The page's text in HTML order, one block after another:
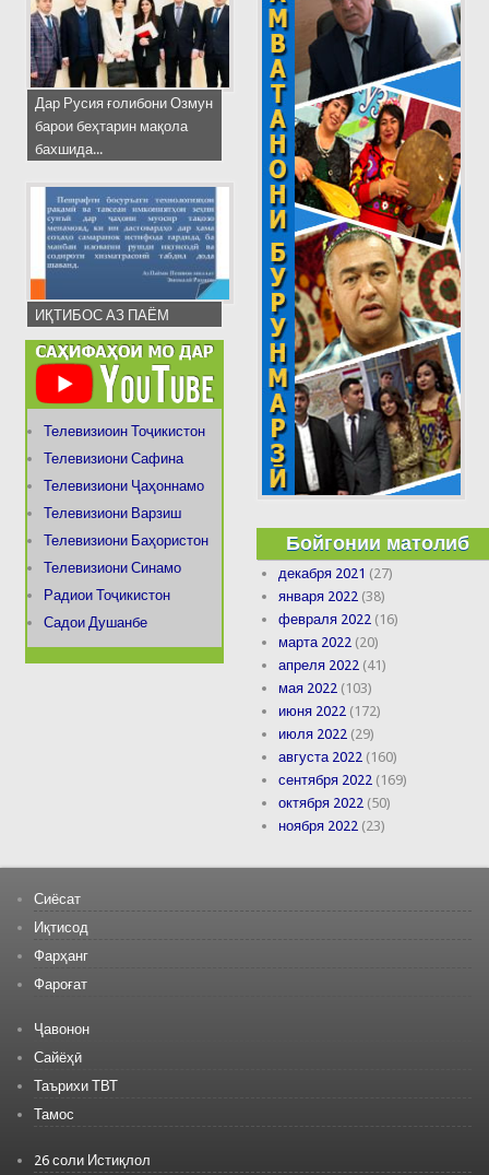
Дар Русия ғолибони Озмун
барои беҳтарин мақола
бахшида...
ИҚТИБОС АЗ ПАЁМ
Телевизиоин Тоҷикистон
Телевизиони Сафина
Телевизиони Ҷаҳоннамо
Телевизиони Варзиш
Телевизиони Баҳористон
Телевизиони Синамо
Радиои Тоҷикистон
Садои Душанбе
Бойгонии матолиб
декабря 2021 (27)
января 2022 (38)
февраля 2022 (16)
марта 2022 (20)
апреля 2022 (41)
мая 2022 (103)
июня 2022 (172)
июля 2022 (29)
августа 2022 (160)
сентября 2022 (169)
октября 2022 (50)
ноября 2022 (23)
Сиёсат
Иқтисод
Фарҳанг
Фароғат
Ҷавонон
Сайёҳӣ
Таърихи ТВТ
Тамос
26 соли Истиқлол